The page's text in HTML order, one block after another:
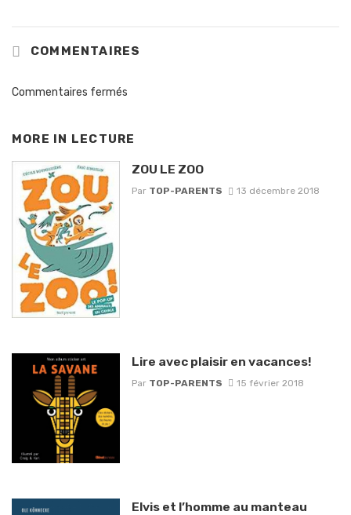
COMMENTAIRES
Commentaires fermés
MORE IN LECTURE
ZOU LE ZOO
Par TOP-PARENTS 13 décembre 2018
Lire avec plaisir en vacances!
Par TOP-PARENTS 15 février 2018
Elvis et l’homme au manteau